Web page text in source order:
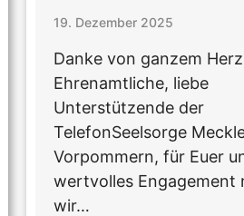
19. Dezember 2025
Danke von ganzem
Ehrenamtliche, liebe
Unterstützende der
TelefonSeelsorge
Vorpommern, für Euer
wertvolles Engagement
wir…